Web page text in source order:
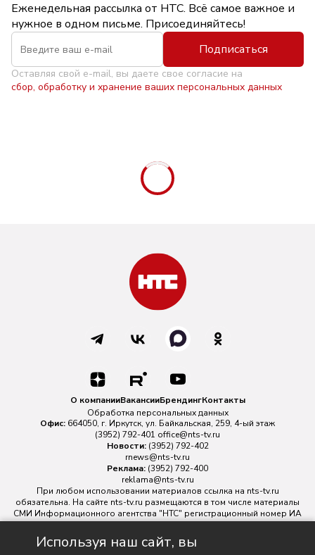
Еженедельная рассылка от НТС. Всё самое важное и
нужное в одном письме. Присоединяйтесь!
Подписаться
Оставляя свой e-mail, вы даете свое согласие на
сбор, обработку и хранение ваших персональных данных
Используя наш сайт, вы
О компанииВакансииБрендингКонтакты
Обработка персональных данных
Офис: 664050, г. Иркутск, ул. Байкальская, 259, 4-ый этаж
(3952) 792-401 office@nts-tv.ru
Новости: (3952) 792-402
rnews@nts-tv.ru
Реклама: (3952) 792-400
reklama@nts-tv.ru
При любом использовании материалов ссылка на nts-tv.ru
обязательна. На сайте nts-tv.ru размещаются в том числе материалы
СМИ Информационного агентства "НТС" регистрационный номер ИА
№ ФС 77 - 88763 зарегистрировано Федеральной службой по
надзору в сфере связи, информационных технологий и массовых
коммуникаций.